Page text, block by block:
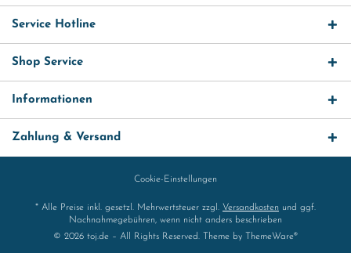
Service Hotline
Shop Service
Informationen
Zahlung & Versand
Cookie-Einstellungen
* Alle Preise inkl. gesetzl. Mehrwertsteuer zzgl. Versandkosten und ggf.
Nachnahmegebühren, wenn nicht anders beschrieben
© 2026 toj.de – All Rights Reserved. Theme by
ThemeWare®